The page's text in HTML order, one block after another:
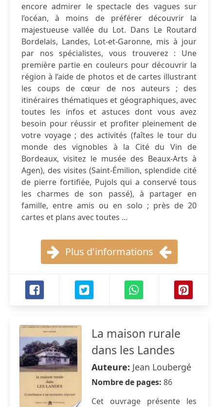
encore admirer le spectacle des vagues sur
l’océan, à moins de préférer découvrir la
majestueuse vallée du Lot. Dans Le Routard
Bordelais, Landes, Lot-et-Garonne, mis à jour
par nos spécialistes, vous trouverez : Une
première partie en couleurs pour découvrir la
région à l’aide de photos et de cartes illustrant
les coups de cœur de nos auteurs ; des
itinéraires thématiques et géographiques, avec
toutes les infos et astuces dont vous avez
besoin pour réussir et profiter pleinement de
votre voyage ; des activités (faîtes le tour du
monde des vignobles à la Cité du Vin de
Bordeaux, visitez le musée des Beaux-Arts à
Agen), des visites (Saint-Émilion, splendide cité
de pierre fortifiée, Pujols qui a conservé tous
les charmes de son passé), à partager en
famille, entre amis ou en solo ; près de 20
cartes et plans avec toutes ...
Plus d'informations
La maison rurale
dans les Landes
Auteure: Jean Loubergé
Nombre de pages: 86
Cet ouvrage présente les